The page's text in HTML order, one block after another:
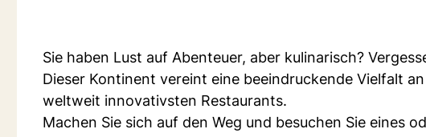
Sie haben Lust auf Abenteuer, aber kulinarisch?
Dieser Kontinent vereint eine beeindruckende Vielfalt
weltweit innovativsten Restaurants.
Machen Sie sich auf den Weg und besuchen Sie eines